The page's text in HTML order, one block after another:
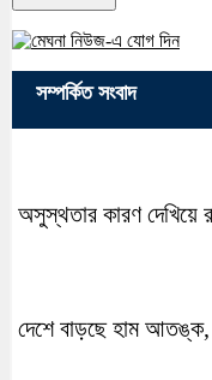
সম্পর্কিত সংবাদ
অসুস্থতার কারণ দেখিয়ে
দেশে বাড়ছে হাম